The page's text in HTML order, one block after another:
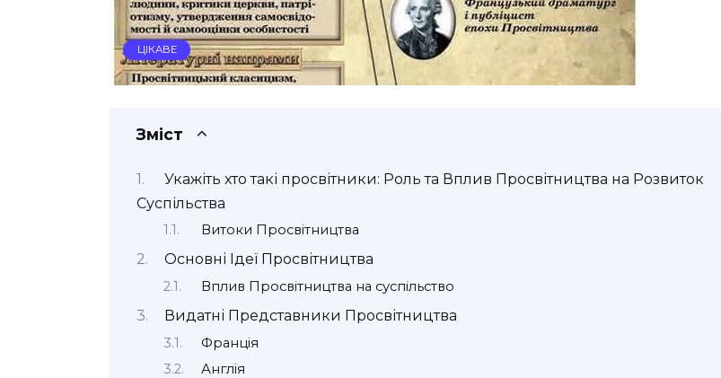
ЦІКАВЕ
Зміст
Укажіть хто такі просвітники: Роль та Вплив Просвітництва на Розвиток
Суспільства
Витоки Просвітництва
Основні Ідеї Просвітництва
Вплив Просвітництва на суспільство
Видатні Представники Просвітництва
Франція
Англія